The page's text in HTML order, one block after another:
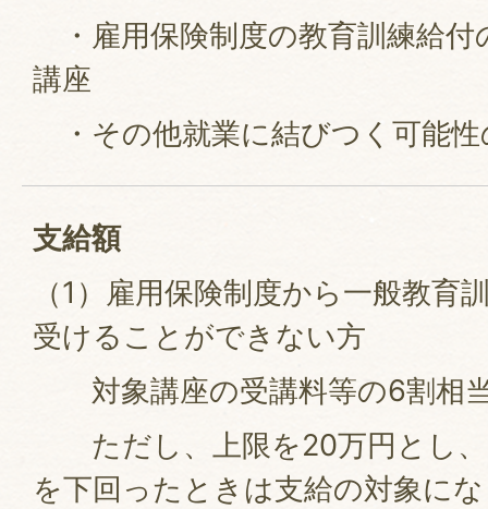
・雇用保険制度の教育訓練給付
講座
・その他就業に結びつく可能性
支給額
（1）雇用保険制度から一般教育
受けることができない方
対象講座の受講料等の6割相
ただし、上限を20万円とし、
を下回ったときは支給の対